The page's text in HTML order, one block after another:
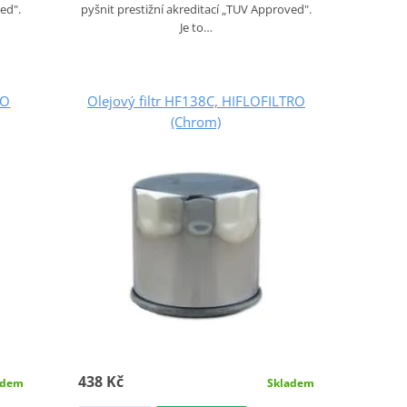
pyšnit prestižní akreditací „TUV Approved".
Je to…
Olejový filtr HF138C, HIFLOFILTRO
(Chrom)
438 Kč Skladem